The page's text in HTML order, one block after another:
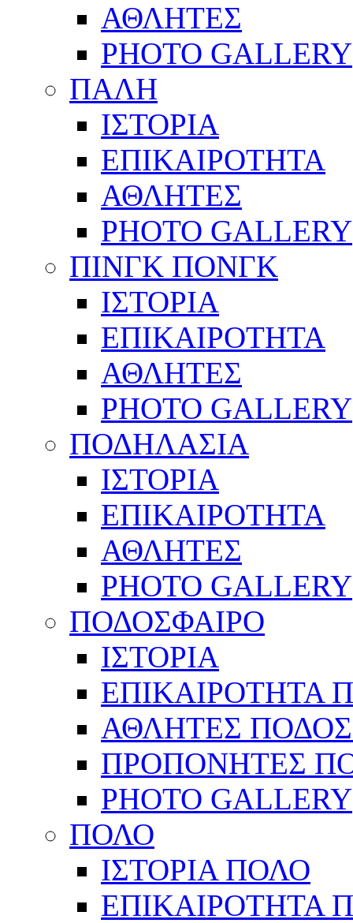
ΑΘΛΗΤΕΣ
PHOTO GALLERY
ΠΑΛΗ
ΙΣΤΟΡΙΑ
ΕΠΙΚΑΙΡΟΤΗΤΑ
ΑΘΛΗΤΕΣ
PHOTO GALLERY
ΠΙΝΓΚ ΠΟΝΓΚ
ΙΣΤΟΡΙΑ
ΕΠΙΚΑΙΡΟΤΗΤΑ
ΑΘΛΗΤΕΣ
PHOTO GALLERY
ΠΟΔΗΛΑΣΙΑ
ΙΣΤΟΡΙΑ
ΕΠΙΚΑΙΡΟΤΗΤΑ
ΑΘΛΗΤΕΣ
PHOTO GALLERY
ΠΟΔΟΣΦΑΙΡΟ
ΙΣΤΟΡΙΑ
ΕΠΙΚΑΙΡΟΤΗΤΑ
ΑΘΛΗΤΕΣ
ΠΡΟΠΟΝΗΤΕΣ
PHOTO GALLERY
ΠΟΛΟ
ΙΣΤΟΡΙΑ ΠΟΛΟ
ΕΠΙΚΑΙΡΟΤΗΤΑ